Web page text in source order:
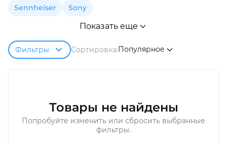
Sennheiser
Sony
Показать еще
Фильтры Сортировка:Популярное
Товары не найдены
Попробуйте изменить или сбросить выбранные
фильтры.
Сегодня
Добавляйте товары
в корзину